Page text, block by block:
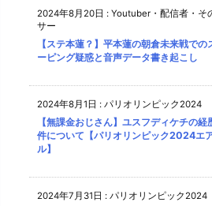
2024年8月20日 : Youtuber・配信者・そ
サー
【ステ本蓮？】平本蓮の朝倉未来戦での
ーピング疑惑と音声データ書き起こし
2024年8月1日 : パリオリンピック2024
【無課金おじさん】ユスフディケチの
件について【パリオリンピック2024エ
ル】
2024年7月31日 : パリオリンピック2024